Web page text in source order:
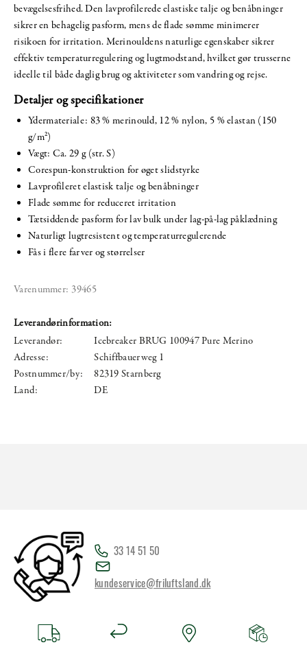
bevægelsesfrihed. Den lavprofilerede elastiske talje og benåbninger
sikrer en behagelig pasform, mens de flade sømme minimerer
risikoen for irritation. Merinouldens naturlige egenskaber sikrer
effektiv temperaturregulering og lugtmodstand, hvilket gør trusserne
ideelle til både daglig brug og aktiviteter som vandring og rejse.
Detaljer og specifikationer
Ydermateriale: 83 % merinould, 12 % nylon, 5 % elastan (150
g/m²)
Vægt: Ca. 29 g (str. S)
Corespun-konstruktion for øget slidstyrke
Lavprofileret elastisk talje og benåbninger
Flade sømme for reduceret irritation
Tætsiddende pasform for lav bulk under lag-på-lag påklædning
Naturligt lugtresistent og temperaturregulerende
Fås i flere farver og størrelser
Varenummer: 39465
Leverandørinformation:
Leverandør:
Icebreaker BRUG 100947 Pure Merino
Adresse:
Schiffbauerweg 1
Postnummer/by:
82319 Starnberg
Land:
DE
33 14 51 50
kundeservice@friluftsland.dk